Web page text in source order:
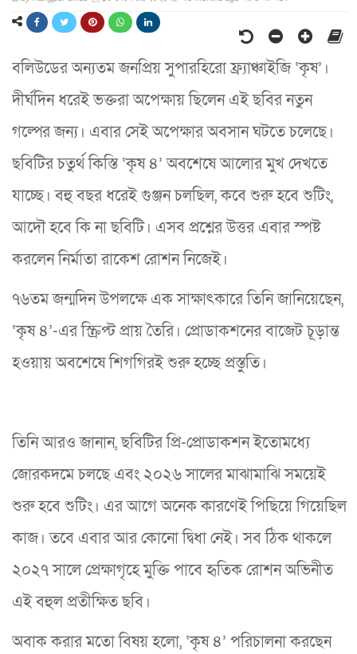
বলিউডের অন্যতম জনপ্রিয় সুপারহিরো ফ্র্যাঞ্চাইজি ‘কৃষ’।
দীর্ঘদিন ধরেই ভক্তরা অপেক্ষায় ছিলেন এই ছবির নতুন
গল্পের জন্য। এবার সেই অপেক্ষার অবসান ঘটতে চলেছে।
ছবিটির চতুর্থ কিস্তি ‘কৃষ ৪’ অবশেষে আলোর মুখ দেখতে
যাচ্ছে। বহু বছর ধরেই গুঞ্জন চলছিল, কবে শুরু হবে শুটিং,
আদৌ হবে কি না ছবিটি। এসব প্রশ্নের উত্তর এবার স্পষ্ট
করলেন নির্মাতা রাকেশ রোশন নিজেই।
৭৬তম জন্মদিন উপলক্ষে এক সাক্ষাৎকারে তিনি জানিয়েছেন,
‘কৃষ ৪’-এর স্ক্রিপ্ট প্রায় তৈরি। প্রোডাকশনের বাজেট চূড়ান্ত
হওয়ায় অবশেষে শিগগিরই শুরু হচ্ছে প্রস্তুতি।
তিনি আরও জানান, ছবিটির প্রি-প্রোডাকশন ইতোমধ্যে
জোরকদমে চলছে এবং ২০২৬ সালের মাঝামাঝি সময়েই
শুরু হবে শুটিং। এর আগে অনেক কারণেই পিছিয়ে গিয়েছিল
কাজ। তবে এবার আর কোনো দ্বিধা নেই। সব ঠিক থাকলে
২০২৭ সালে প্রেক্ষাগৃহে মুক্তি পাবে হৃতিক রোশন অভিনীত
এই বহুল প্রতীক্ষিত ছবি।
অবাক করার মতো বিষয় হলো, ‘কৃষ ৪’ পরিচালনা করছেন